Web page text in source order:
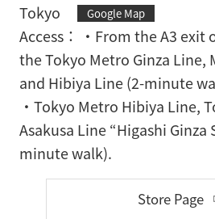
Tokyo
Google Map
Access
・From the A3 exit
the Tokyo Metro Ginza Line,
and Hibiya Line (2-minute
・Tokyo Metro Hibiya Line,
Asakusa Line “Higashi Ginza
minute walk).
Store Page